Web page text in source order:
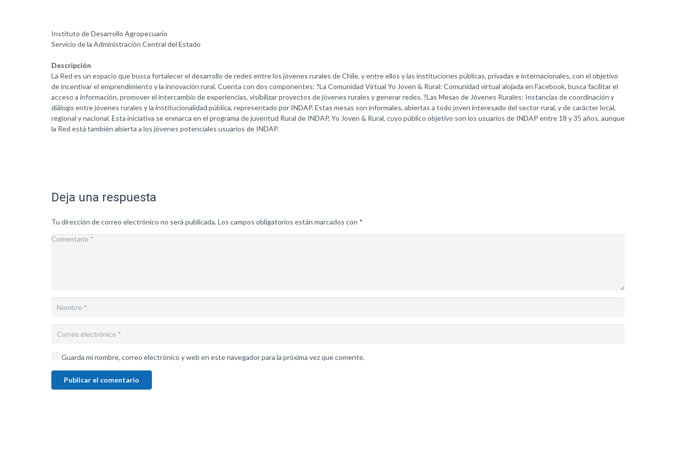
Instituto de Desarrollo Agropecuario
Servicio de la Administración Central del Estado
Descripción
La Red es un espacio que busca fortalecer el desarrollo de redes entre los jóvenes rurales de Chile, y entre ellos y las instituciones públicas, privadas e internacionales, con el objetivo
de incentivar el emprendimiento y la innovación rural. Cuenta con dos componentes: ?La Comunidad Virtual Yo Joven & Rural: Comunidad virtual alojada en Facebook, busca facilitar el
acceso a información, promover el intercambio de experiencias, visibilizar proyectos de jóvenes rurales y generar redes. ?Las Mesas de Jóvenes Rurales: Instancias de coordinación y
diálogo entre jóvenes rurales y la institucionalidad pública, representado por INDAP. Estas mesas son informales, abiertas a todo joven interesado del sector rural, y de carácter local,
regional y nacional. Esta iniciativa se enmarca en el programa de juventud Rural de INDAP, Yo Joven & Rural, cuyo público objetivo son los usuarios de INDAP entre 18 y 35 años, aunque
la Red está también abierta a los jóvenes potenciales usuarios de INDAP.
Deja una respuesta
Tu dirección de correo electrónico no será publicada.Los campos obligatorios están marcados con *
Guarda mi nombre, correo electrónico y web en este navegador para la próxima vez que comente.
Publicar el comentario